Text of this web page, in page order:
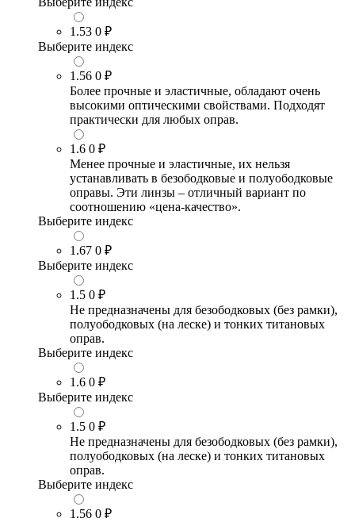
1.53 0 ₽
Выберите индекс
1.56 0 ₽
Более прочные и эластичные, обладают очень
высокими оптическими свойствами. Подходят
практически для любых оправ.
1.6 0 ₽
Менее прочные и эластичные, их нельзя
устанавливать в безободковые и полуободковые
оправы. Эти линзы – отличный вариант по
соотношению «цена-качество».
Выберите индекс
1.67 0 ₽
Выберите индекс
1.5 0 ₽
Не предназначены для безободковых (без рамки),
полуободковых (на леске) и тонких титановых
оправ.
Выберите индекс
1.6 0 ₽
Выберите индекс
1.5 0 ₽
Не предназначены для безободковых (без рамки),
полуободковых (на леске) и тонких титановых
оправ.
Выберите индекс
1.56 0 ₽